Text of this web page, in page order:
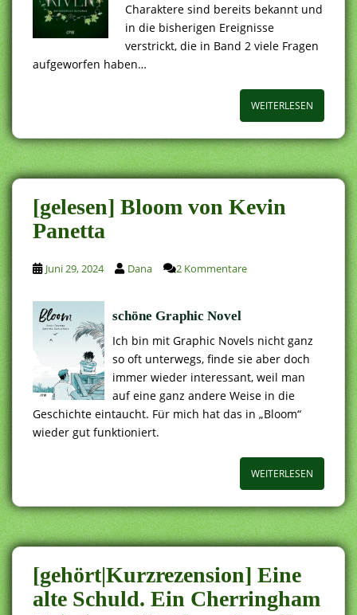
Charaktere sind bereits bekannt und
in die bisherigen Ereignisse
verstrickt, die in Band 2 viele Fragen
aufgeworfen haben…
WEITERLESEN
[gelesen] Bloom von Kevin
Panetta
Juni 29, 2024 Dana 2 Kommentare
schöne Graphic Novel
Ich bin mit Graphic Novels nicht ganz
so oft unterwegs, finde sie aber doch
immer wieder interessant, weil man
auf eine ganz andere Weise in die
Geschichte eintaucht. Für mich hat das in „Bloom“
wieder gut funktioniert.
WEITERLESEN
[gehört|Kurzrezension] Eine
alte Schuld. Ein Cherringham